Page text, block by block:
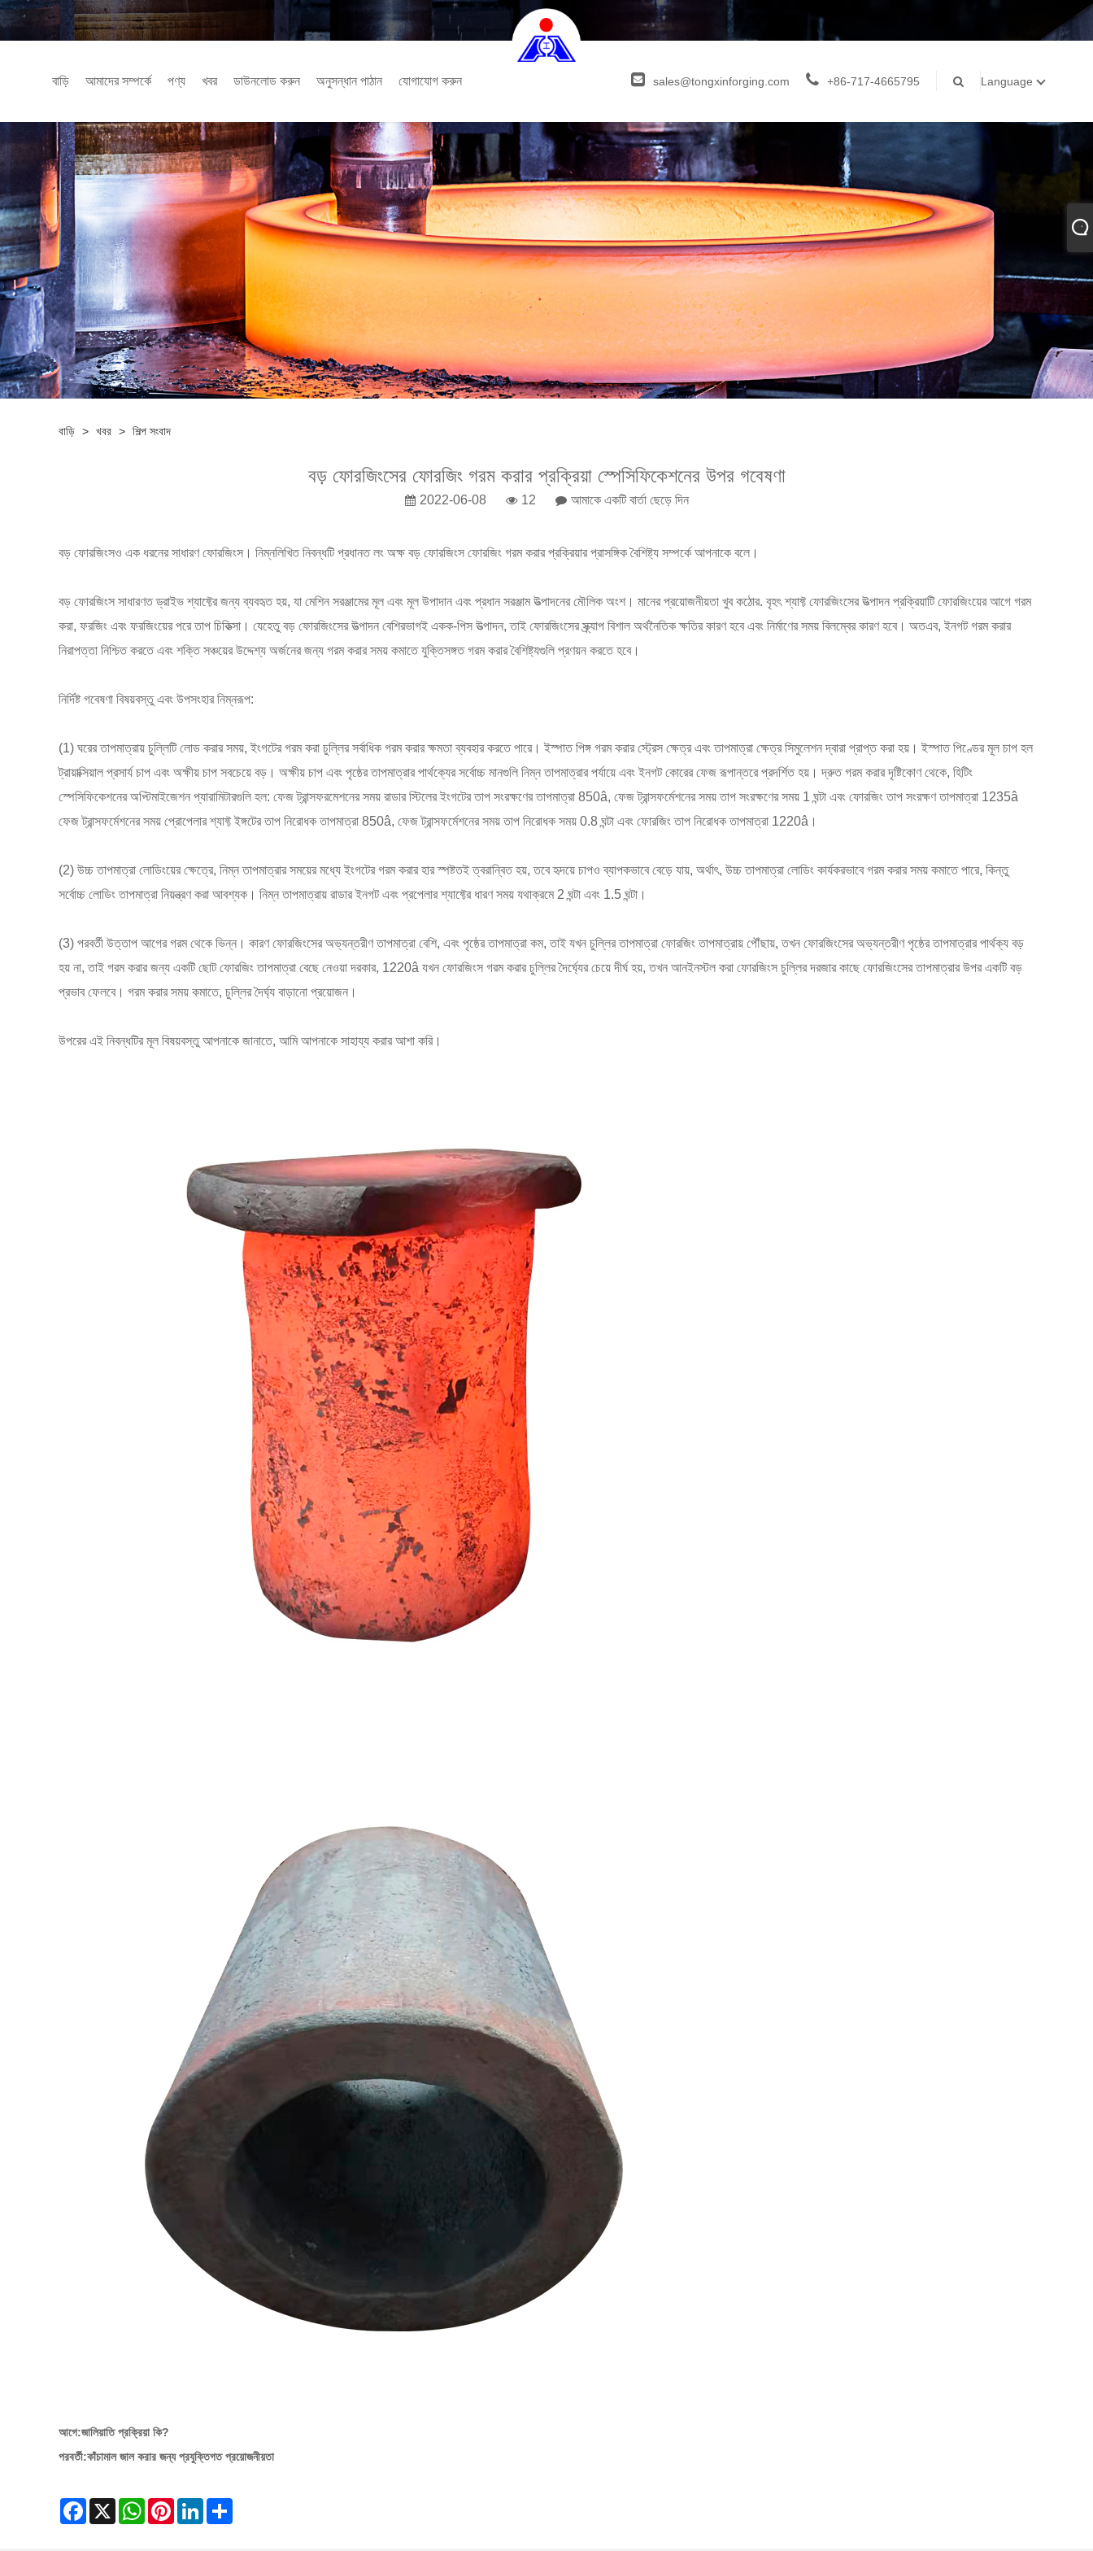
বাড়ি আমাদের সম্পর্কে পণ্য খবর ডাউনলোড করুন অনুসন্ধান পাঠান যোগাযোগ করুন sales@tongxinforging.com +86-717-4665795 Language
বাড়ি > খবর > শিল্প সংবাদ
বড় ফোরজিংসের ফোরজিং গরম করার প্রক্রিয়া স্পেসিফিকেশনের উপর গবেষণা
2022-06-08 12 আমাকে একটি বার্তা ছেড়ে দিন
বড় ফোরজিংসও এক ধরনের সাধারণ ফোরজিংস। নিম্নলিখিত নিবন্ধটি প্রধানত লং অক্ষ বড় ফোরজিংস ফোরজিং গরম করার প্রক্রিয়ার প্রাসঙ্গিক বৈশিষ্ট্য সম্পর্কে আপনাকে বলে।
বড় ফোরজিংস সাধারণত ড্রাইভ শ্যাফ্টের জন্য ব্যবহৃত হয়, যা মেশিন সরঞ্জামের মূল এবং মূল উপাদান এবং প্রধান সরঞ্জাম উত্পাদনের মৌলিক অংশ। মানের প্রয়োজনীয়তা খুব কঠোর. বৃহৎ শ্যাফ্ট ফোরজিংসের উত্পাদন প্রক্রিয়াটি ফোরজিংয়ের আগে গরম
করা, ফরজিং এবং ফরজিংয়ের পরে তাপ চিকিত্সা। যেহেতু বড় ফোরজিংসের উত্পাদন বেশিরভাগই একক-পিস উত্পাদন, তাই ফোরজিংসের স্ক্র্যাপ বিশাল অর্থনৈতিক ক্ষতির কারণ হবে এবং নির্মাণের সময় বিলম্বের কারণ হবে। অতএব, ইনগট গরম করার
নিরাপত্তা নিশ্চিত করতে এবং শক্তি সঞ্চয়ের উদ্দেশ্য অর্জনের জন্য গরম করার সময় কমাতে যুক্তিসঙ্গত গরম করার বৈশিষ্ট্যগুলি প্রণয়ন করতে হবে।
নির্দিষ্ট গবেষণা বিষয়বস্তু এবং উপসংহার নিম্নরূপ:
(1) ঘরের তাপমাত্রায় চুল্লিটি লোড করার সময়, ইংগটের গরম করা চুল্লির সর্বাধিক গরম করার ক্ষমতা ব্যবহার করতে পারে। ইস্পাত পিঙ্গ গরম করার স্ট্রেস ক্ষেত্র এবং তাপমাত্রা ক্ষেত্র সিমুলেশন দ্বারা প্রাপ্ত করা হয়। ইস্পাত পিণ্ডের মূল চাপ হল
ট্রায়াক্সিয়াল প্রসার্য চাপ এবং অক্ষীয় চাপ সবচেয়ে বড়। অক্ষীয় চাপ এবং পৃষ্ঠের তাপমাত্রার পার্থক্যের সর্বোচ্চ মানগুলি নিম্ন তাপমাত্রার পর্যায়ে এবং ইনগট কোরের ফেজ রূপান্তরে প্রদর্শিত হয়। দ্রুত গরম করার দৃষ্টিকোণ থেকে, হিটিং
স্পেসিফিকেশনের অপ্টিমাইজেশন প্যারামিটারগুলি হল: ফেজ ট্রান্সফরমেশনের সময় রাডার স্টিলের ইংগটের তাপ সংরক্ষণের তাপমাত্রা 850â, ফেজ ট্রান্সফর্মেশনের সময় তাপ সংরক্ষণের সময় 1 ঘন্টা এবং ফোরজিং তাপ সংরক্ষণ তাপমাত্রা 1235â
ফেজ ট্রান্সফর্মেশনের সময় প্রোপেলার শ্যাফ্ট ইঙ্গটের তাপ নিরোধক তাপমাত্রা 850â, ফেজ ট্রান্সফর্মেশনের সময় তাপ নিরোধক সময় 0.8 ঘন্টা এবং ফোরজিং তাপ নিরোধক তাপমাত্রা 1220â।
(2) উচ্চ তাপমাত্রা লোডিংয়ের ক্ষেত্রে, নিম্ন তাপমাত্রার সময়ের মধ্যে ইংগটের গরম করার হার স্পষ্টতই ত্বরান্বিত হয়, তবে হৃদয়ে চাপও ব্যাপকভাবে বেড়ে যায়, অর্থাৎ, উচ্চ তাপমাত্রা লোডিং কার্যকরভাবে গরম করার সময় কমাতে পারে, কিন্তু
সর্বোচ্চ লোডিং তাপমাত্রা নিয়ন্ত্রণ করা আবশ্যক। নিম্ন তাপমাত্রায় রাডার ইনগট এবং প্রপেলার শ্যাফ্টের ধারণ সময় যথাক্রমে 2 ঘন্টা এবং 1.5 ঘন্টা।
(3) পরবর্তী উত্তাপ আগের গরম থেকে ভিন্ন। কারণ ফোরজিংসের অভ্যন্তরীণ তাপমাত্রা বেশি, এবং পৃষ্ঠের তাপমাত্রা কম, তাই যখন চুল্লির তাপমাত্রা ফোরজিং তাপমাত্রায় পৌঁছায়, তখন ফোরজিংসের অভ্যন্তরীণ পৃষ্ঠের তাপমাত্রার পার্থক্য বড়
হয় না, তাই গরম করার জন্য একটি ছোট ফোরজিং তাপমাত্রা বেছে নেওয়া দরকার, 1220â যখন ফোরজিংস গরম করার চুল্লির দৈর্ঘ্যের চেয়ে দীর্ঘ হয়, তখন আনইনস্টল করা ফোরজিংস চুল্লির দরজার কাছে ফোরজিংসের তাপমাত্রার উপর একটি বড়
প্রভাব ফেলবে। গরম করার সময় কমাতে, চুল্লির দৈর্ঘ্য বাড়ানো প্রয়োজন।
উপরের এই নিবন্ধটির মূল বিষয়বস্তু আপনাকে জানাতে, আমি আপনাকে সাহায্য করার আশা করি।
আগে:জালিয়াতি প্রক্রিয়া কি?
পরবর্তী:কাঁচামাল জাল করার জন্য প্রযুক্তিগত প্রয়োজনীয়তা
Facebook
X WhatsAppPinterestLinkedIn